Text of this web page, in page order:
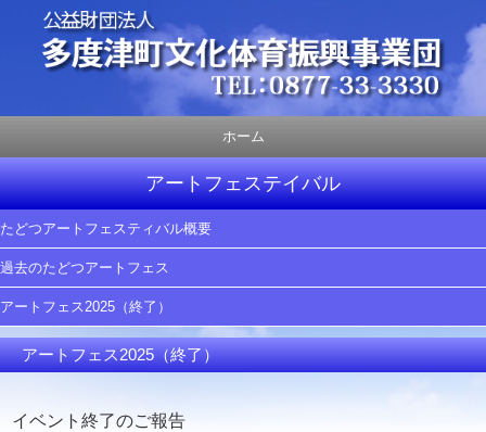
ホーム
アートフェステイバル
たどつアートフェスティバル概要
過去のたどつアートフェス
アートフェス2025（終了）
アートフェス2025（終了）
イベント終了のご報告